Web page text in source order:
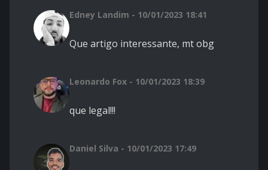
Edney Landim - 10/01/2023 18:41
Que artigo interessante, mt obg
Leonardo Fox - 10/01/2023 18:39
que legal!!!
Daniel Silva - 10/01/2023 17:49